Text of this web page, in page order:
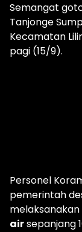
Semangat
Tanjonge
Kecamatan
pagi (15/9).
Personel
pemerintah
melaksanakan
airsepanjang